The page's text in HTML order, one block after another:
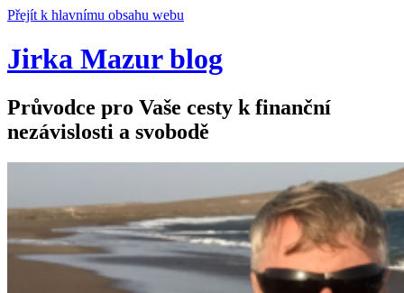
Přejít k hlavnímu obsahu webu
Jirka Mazur blog
Průvodce pro Vaše cesty k finanční
nezávislosti a svobodě